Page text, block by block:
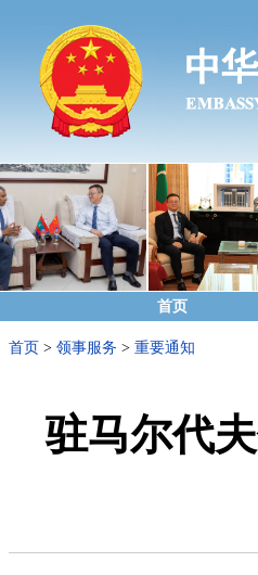
首页
首页 > 领事服务 > 重要通知
驻马尔代